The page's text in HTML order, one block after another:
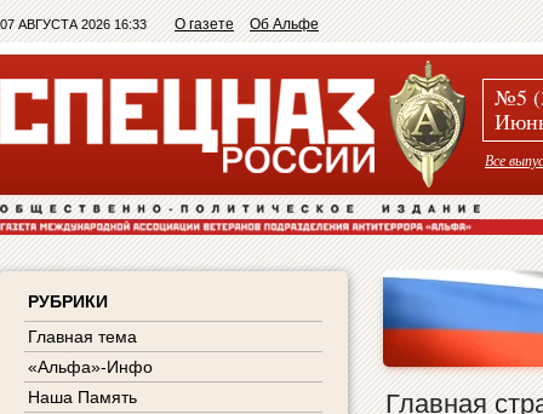
07 АВГУСТА 2026 16:33 О газете Об Альфе
№5
Все
РУБРИКИ
Главная тема
«Альфа»-Инфо
Наша Память
Главная